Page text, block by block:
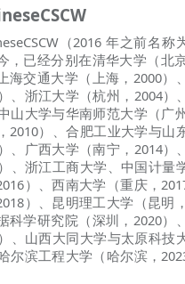
（2016 年之前名称为
，已经分别在清华大学（北
海交通大学（上海，2000）
、浙江大学（杭州，2004）
山大学与华南师范大学（广
2010）、合肥工业大学与山
、广西大学（南宁，2014）
、浙江工商大学、中国计量
）、西南大学（重庆，
）、昆明理工大学（昆明
科学研究院（深圳，2020）
、山西大同大学与太原科技
尔滨工程大学（哈尔滨，